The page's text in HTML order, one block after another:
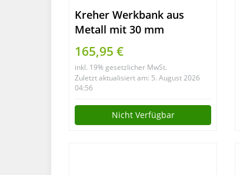
Kreher Werkbank aus
Metall mit 30 mm
Sperrholzplatte,
verschließbaren Türen und
Schublade, Maße (BxTxH):
120 x 85 x 60 cm
165,95 €
inkl. 19% gesetzlicher MwSt.
Zuletzt aktualisiert am: 5. August 2026
04:56
Nicht Verfügbar